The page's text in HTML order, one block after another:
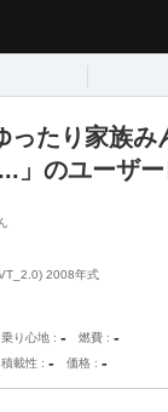
ったり家族み
」のユーザ
2008年式
乗り心地 - 燃費 -
積載性 - 価格 -